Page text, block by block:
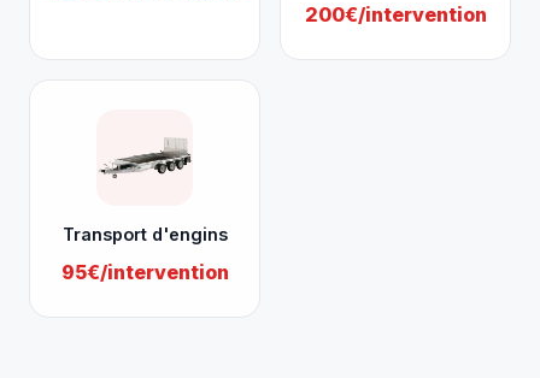
200€/intervention
Transport d'engins
95€/intervention